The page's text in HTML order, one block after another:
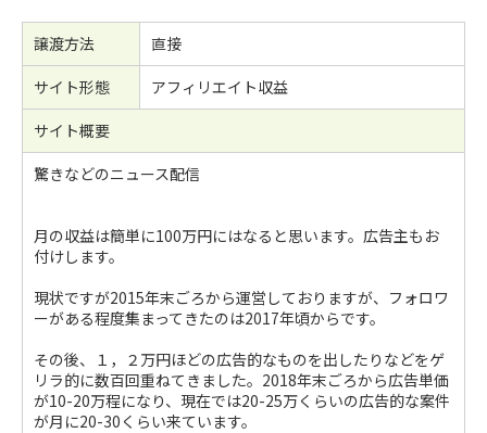
譲渡方法
直接
サイト形態
アフィリエイト収益
サイト概要
驚きなどのニュース配信
月の収益は簡単に100万円にはなると思います。広告主もお
付けします。
現状ですが2015年末ごろから運営しておりますが、フォロワ
ーがある程度集まってきたのは2017年頃からです。
その後、１，２万円ほどの広告的なものを出したりなどをゲ
リラ的に数百回重ねてきました。2018年末ごろから広告単価
が10-20万程になり、現在では20-25万くらいの広告的な案件
が月に20-30くらい来ています。